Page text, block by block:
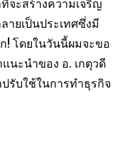
จะสร้างความเจริญ
ายเป็นประเทศซึ่งมี
! โดยในวันนี้ผมจะขอ
นะนำของ อ. เกตุวดี
รับใช้ในการทำธุรกิจ